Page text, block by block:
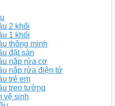
2 khối
1 khối
thông minh
đặt sàn
nắp rửa cơ
nắp rửa điện tử
trẻ em
treo tường
vệ sinh